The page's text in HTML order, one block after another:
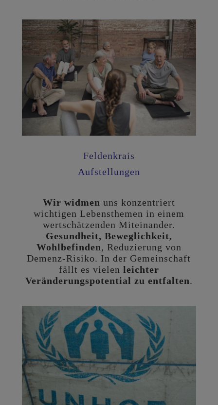
Feldenkrais
Aufstellungen
Wir widmen uns konzentriert
wichtigen Lebensthemen in einem
wertschätzenden Miteinander.
Gesundheit, Beweglichkeit,
Wohlbefinden, Reduzierung von
Demenz-Risiko. In der Gemeinschaft
fällt es vielen leichter
Veränderungspotential zu entfalten.